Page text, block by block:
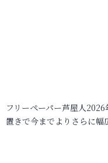
フリーペーパー芦屋人
置きで今までよりさらに